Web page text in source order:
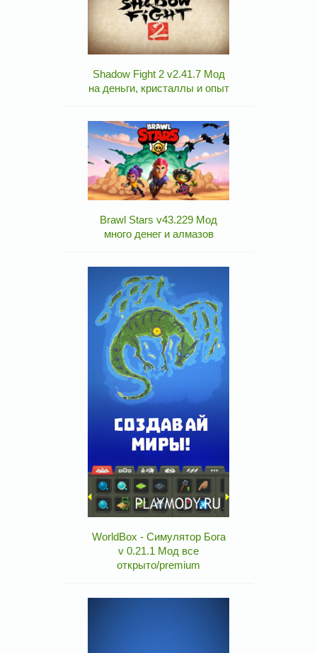
Shadow Fight 2 v2.41.7 Мод
на деньги, кристаллы и опыт
Brawl Stars v43.229 Мод
много денег и алмазов
WorldBox - Симулятор Бога
v 0.21.1 Мод все
открыто/premium